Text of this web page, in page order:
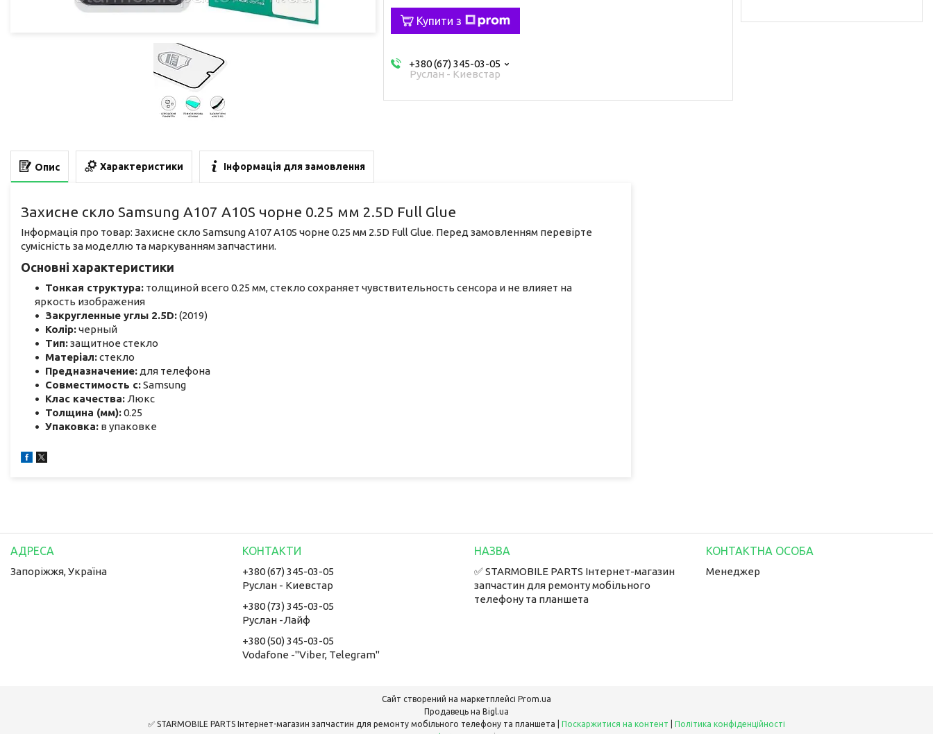
Купити з
+380 (67) 345-03-05
Руслан - Киевстар
Опис Характеристики Інформація для замовлення
Захисне скло Samsung A107 A10S чорне 0.25 мм 2.5D Full Glue
Інформація про товар: Захисне скло Samsung A107 A10S чорне 0.25 мм 2.5D Full Glue. Перед замовленням перевірте
сумісність за моделлю та маркуванням запчастини.
Основні характеристики
Тонкая структура: толщиной всего 0.25 мм, стекло сохраняет чувствительность сенсора и не влияет на
яркость изображения
Закругленные углы 2.5D:(2019)
Колір:черный
Тип:защитное стекло
Матеріал:стекло
Предназначение: для телефона
Совместимость с:Samsung
Клас качества: Люкс
Толщина (мм):0.25
Упаковка: в упаковке
Запоріжжя, Україна
+380 (67) 345-03-05
Руслан - Киевстар
+380 (73) 345-03-05
Руслан -Лайф
+380 (50) 345-03-05
Vodafone -"Viber, Telegram"
✅ STARMOBILE PARTS Інтернет-магазин
запчастин для ремонту мобільного
телефону та планшета
Менеджер
Сайт створений на маркетплейсі Prom.ua
Продавець на Bigl.ua
Поскаржитися на контент
Політика конфіденційності